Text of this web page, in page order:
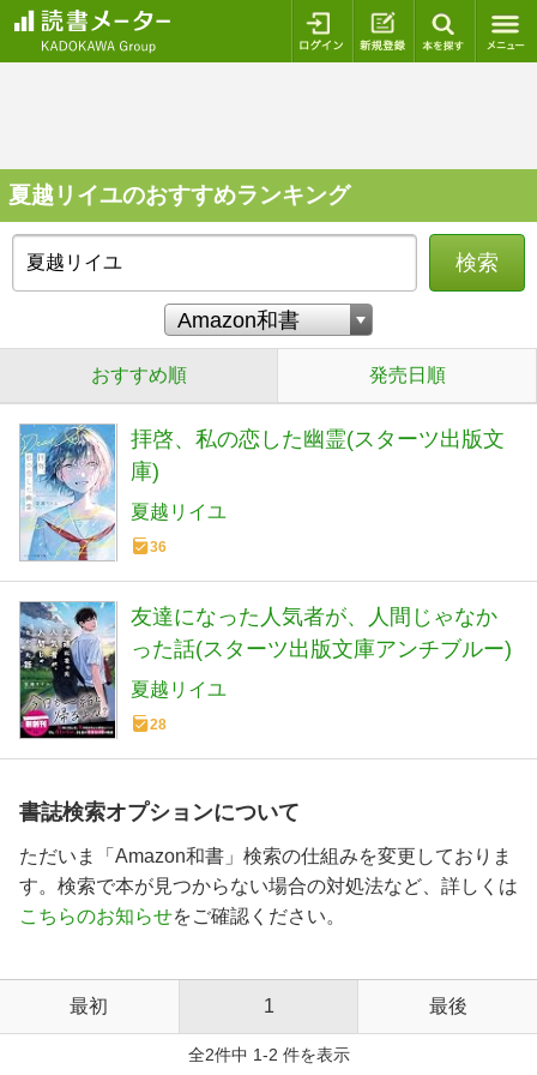
ログイン 新規登録
夏越リイユのおすすめランキング
検索
おすすめ順 発売日順
拝啓、私の恋した幽霊(スターツ出版文
庫)
夏越リイユ
36
友達になった人気者が、人間じゃなか
った話(スターツ出版文庫アンチブルー)
夏越リイユ
28
書誌検索オプションについて
ただいま「Amazon和書」検索の仕組みを変更しておりま
す。検索で本が見つからない場合の対処法など、詳しくは
こちらのお知らせをご確認ください。
最初 1 最後
全2件中 1-2 件を表示